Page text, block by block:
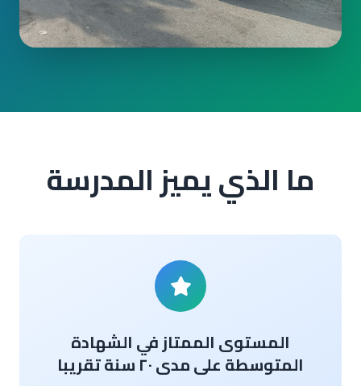
ما الذي يميز المدرسة
المستوى الممتاز في الشهادة
المتوسطة على مدى ٢٠ سنة تقريبا